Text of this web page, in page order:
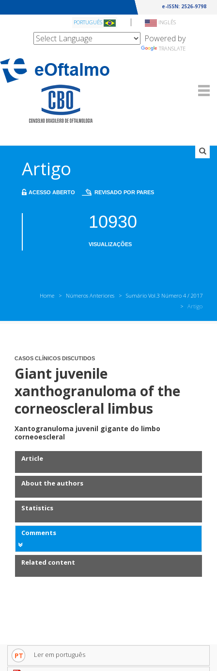
e-ISSN: 2526-9798
PORTUGUÊS | INGLÊS
Powered by
TRANSLATE
Artigo
ACESSO ABERTO REVISADO POR PARES
10930
VISUALIZAÇÕES
Home Números Anteriores
Sumário Vol.3 Número 4 / 2017
Artigo
CASOS CLÍNICOS DISCUTIDOS
Giant juvenile
xanthogranuloma of the
corneoscleral limbus
Xantogranuloma juvenil gigante do limbo
corneoescleral
Article
About the authors
Statistics
Comments
Related content
Ler em português